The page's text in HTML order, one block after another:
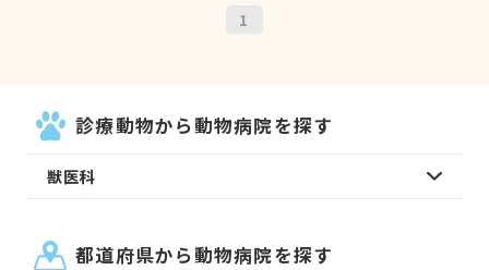
1
診療動物から動物病院を探す
獣医科
都道府県から動物病院を探す